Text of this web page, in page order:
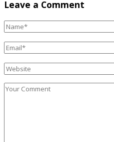
Leave a Comment